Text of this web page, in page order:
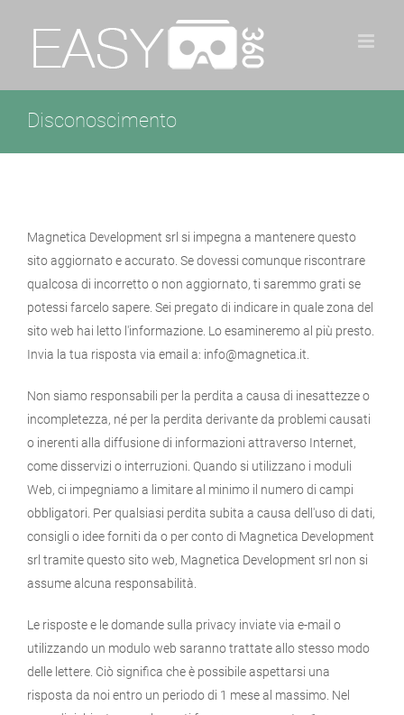
Disconoscimento
Magnetica Development srl si impegna a mantenere questo
sito aggiornato e accurato. Se dovessi comunque riscontrare
qualcosa di incorretto o non aggiornato, ti saremmo grati se
potessi farcelo sapere. Sei pregato di indicare in quale zona del
sito web hai letto l'informazione. Lo esamineremo al più presto.
Invia la tua risposta via email a: info@magnetica.it
Non siamo responsabili per la perdita a causa di inesattezze o
incompletezza, né per la perdita derivante da problemi causati
o inerenti alla diffusione di informazioni attraverso Internet,
come disservizi o interruzioni. Quando si utilizzano i moduli
Web, ci impegniamo a limitare al minimo il numero di campi
obbligatori. Per qualsiasi perdita subita a causa dell'uso di dati,
consigli o idee forniti da o per conto di Magnetica Development
srl tramite questo sito web, Magnetica Development srl non si
assume alcuna responsabilità.
Le risposte e le domande sulla privacy inviate via e-mail o
utilizzando un modulo web saranno trattate allo stesso modo
delle lettere. Ciò significa che è possibile aspettarsi una
risposta da noi entro un periodo di 1 mese al massimo. Nel